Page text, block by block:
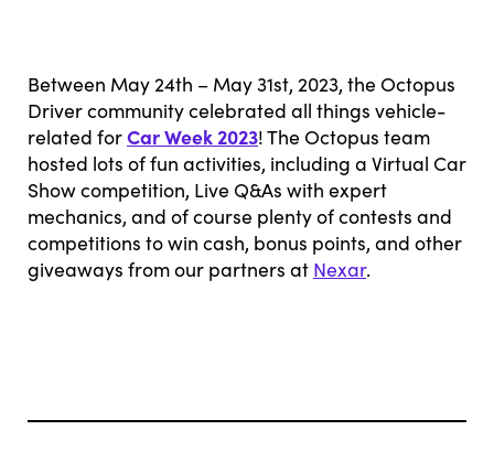
Between May 24th – May 31st, 2023, the Octopus
Driver community celebrated all things vehicle-
related forCar Week 2023! The Octopus team
hosted lots of fun activities, including a Virtual Car
Show competition, Live Q&As with expert
mechanics, and of course plenty of contests and
competitions to win cash, bonus points, and other
giveaways from our partners at Nexar.